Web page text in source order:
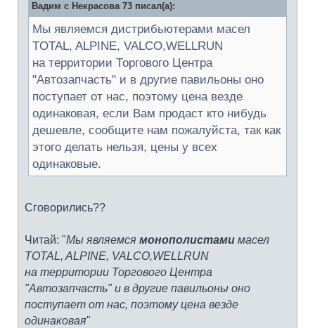
Вадим с Некрасова 73 писал(а):
Мы являемся дистрибьютерами масел
TOTAL, ALPINE, VALCO,WELLRUN
на территории Торгового Центра
"Автозапчасть" и в другие павильоны оно
поступает от нас, поэтому цена везде
одинаковая, если Вам продаст кто нибудь
дешевле, сообщите нам пожалуйста, так как
этого делать нельзя, цены у всех
одинаковые.
Сговорились??
Читай: "Мы являемся монополистами масел
TOTAL, ALPINE, VALCO,WELLRUN
на территории Торгового Центра
"Автозапчасть" и в другие павильоны оно
поступает от нас, поэтому цена везде
одинаковая"